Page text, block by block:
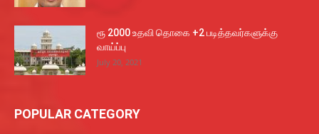
ரூ 2000 உதவி தொகை +2 படித்தவர்களுக்கு
வாய்ப்பு
July 20, 2021
POPULAR CATEGORY